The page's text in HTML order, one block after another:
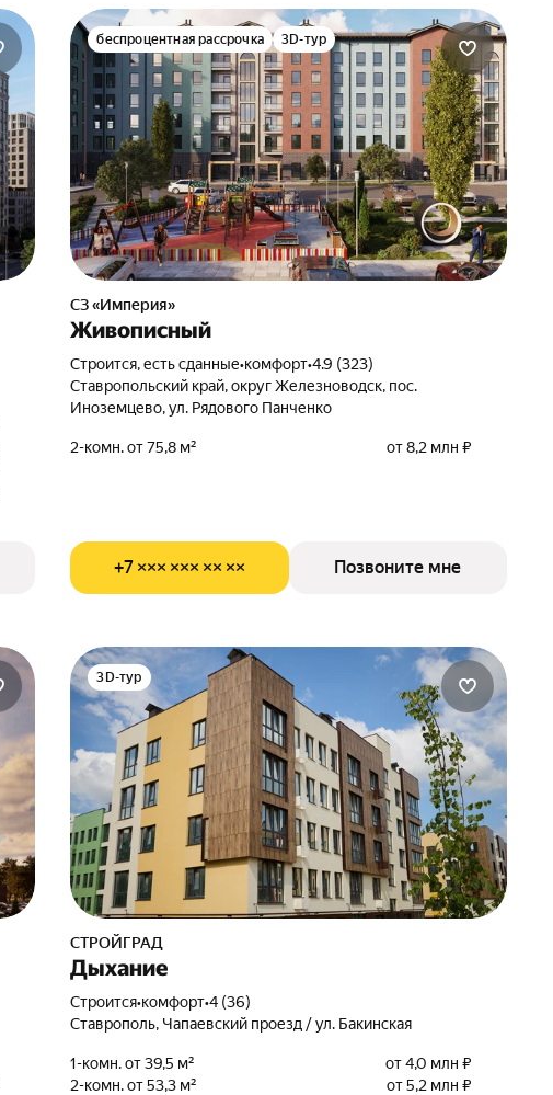
беспроцентная рассрочка 3D-тур
СЗ «Империя»
Живописный
Строится, есть сданные•комфорт•4.9 (323)
Ставропольский край, округ Железноводск, пос.
Иноземцево, ул. Рядового Панченко
2-комн. от 75,8 м² от 8,2 млн ₽
+7 ××× ××× ×× ×× Позвоните мне
3D-тур
СТРОЙГРАД
Дыхание
Строится•комфорт•4 (36)
Ставрополь, Чапаевский проезд / ул. Бакинская
1-комн. от 39,5 м²
от 4,0 млн ₽
2-комн. от 53,3 м²
от 5,2 млн ₽